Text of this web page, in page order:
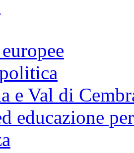
e Val di
educazione